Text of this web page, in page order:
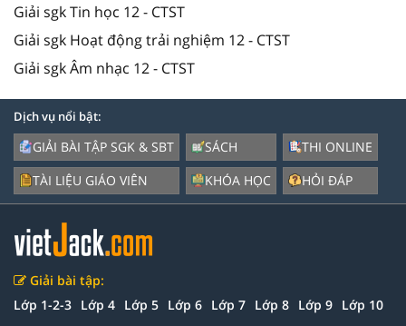
Giải sgk Tin học 12 - CTST
Giải sgk Hoạt động trải nghiệm 12 - CTST
Giải sgk Âm nhạc 12 - CTST
Dịch vụ nổi bật:
GIẢI BÀI TẬP SGK & SBT
TÀI LIỆU GIÁO VIÊN
SÁCH
KHÓA HỌC
THI ONLINE
HỎI ĐÁP
Giải bài tập:
Lớp 1-2-3 Lớp 4 Lớp 5 Lớp 6 Lớp 7 Lớp 8 Lớp 9 Lớp 10